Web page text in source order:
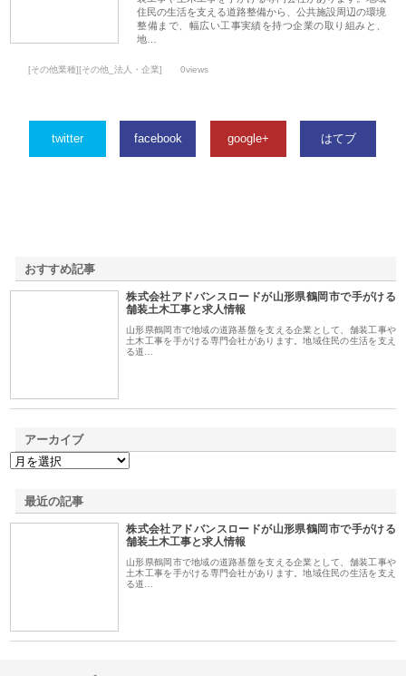
住民の生活を支える道路整備から、公共施設周辺の環境
整備まで、幅広い工事実績を持つ企業の取り組みと、
地…
[その他業種][その他_法人・企業] 0views
twitter facebook google+ はてブ
おすすめ記事
株式会社アドバンスロードが山形県鶴岡市で手がける
舗装土木工事と求人情報
山形県鶴岡市で地域の道路基盤を支える企業として、舗装工事や
土木工事を手がける専門会社があります。地域住民の生活を支え
る道…
アーカイブ
最近の記事
株式会社アドバンスロードが山形県鶴岡市で手がける
舗装土木工事と求人情報
山形県鶴岡市で地域の道路基盤を支える企業として、舗装工事や
土木工事を手がける専門会社があります。地域住民の生活を支え
る道…